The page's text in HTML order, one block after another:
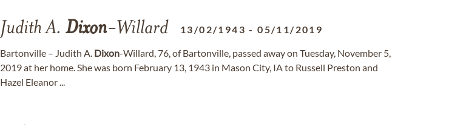
Judith A. Dixon-Willard 13/02/1943 -05/11/2019
Bartonville – Judith A. Dixon-Willard, 76, of Bartonville, passed away on Tuesday, November 5,
2019 at her home. She was born February 13, 1943 in Mason City, IA to Russell Preston and
Hazel Eleanor ...